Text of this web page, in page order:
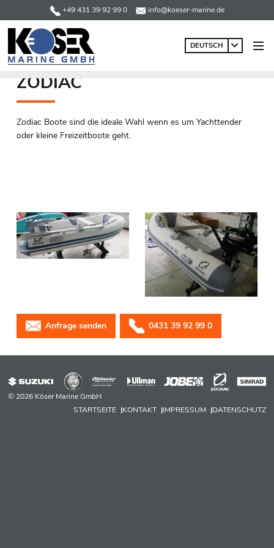
+49 431 39 92 99 0 info@koeser-marine.de
DEUTSCH
ZODIAC
Zodiac Boote sind die ideale Wahl wenn es um Yachttender
oder kleine Freizeitboote geht.
Anfrage senden 0431 39 92 99 0
© 2026 Köser Marine GmbH
STARTSEITE
KONTAKT IMPRESSUM DATENSCHUTZ